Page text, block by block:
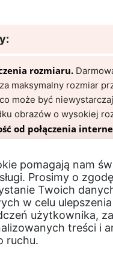
pomagają nam
Prosimy o
Twoich
w celu ulepszenia
użytkownika,
treści i
ruchu.
rozmiaru.
maksymalny rozmiar
może być
obrazów o wysokiej
od połączenia
korzystanie z
biorąc,FreeConvertto
do konwersji obrazów
z przeglądarki. Jego